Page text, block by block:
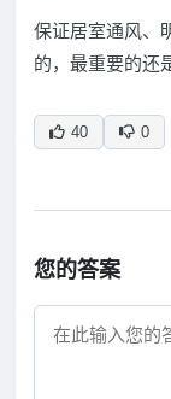
保证居室通风、
的，最重要的还
40 0
您的答案